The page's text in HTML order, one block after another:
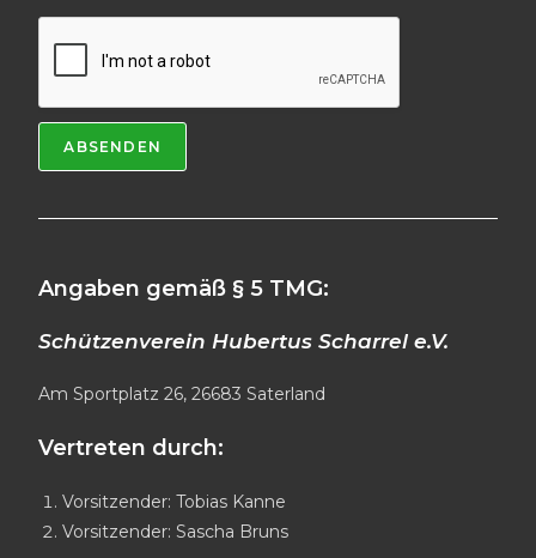
ABSENDEN
Angaben gemäß § 5 TMG:
Schützenverein Hubertus Scharrel e.V.
Am Sportplatz 26, 26683 Saterland
Vertreten durch:
Vorsitzender: Tobias Kanne
Vorsitzender: Sascha Bruns